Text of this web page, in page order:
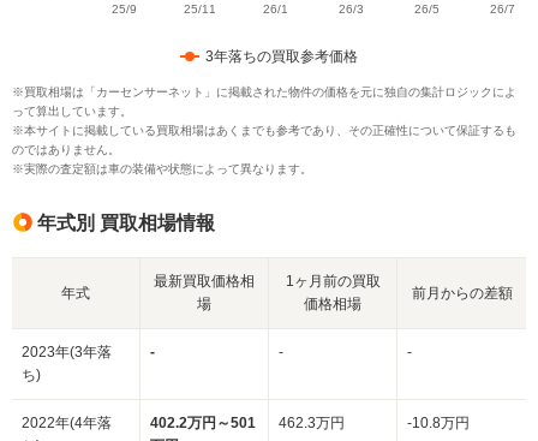
3年落ちの買取参考価格
※買取相場は「カーセンサーネット」に掲載された物件の価格を元に独自の集計ロジックによ
って算出しています。
※本サイトに掲載している買取相場はあくまでも参考であり、その正確性について保証するも
のではありません。
※実際の査定額は車の装備や状態によって異なります。
年式別 買取相場情報
年式
最新買取価格相
場
1ヶ月前の買取
価格相場
前月からの差額
2023年(3年落
ち)
- - -
2022年(4年落
402.2万円～501
462.3万円 -10.8万円